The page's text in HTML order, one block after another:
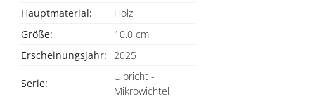
Hauptmaterial:
Holz
Größe:
10.0 cm
Erscheinungsjahr: 2025
Serie:
Ulbricht -
Mikrowichtel